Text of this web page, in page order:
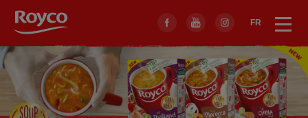
Skip
navigation
FR Menu
Sluit
menu